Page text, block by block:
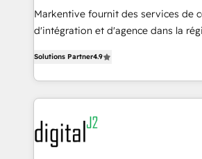
system. + Get best practices and 'don't know what
you don't know' recommendations
6,500+ Partners) and was named
Partner of the Year 💥 Trusted by 2,500+ companies
www.onthefuze.com/hubspot-admin Contact us to
learn more!
Markentive fournit des services de
d'intégration et d'agence dans la
marketing automation, Growth,
webdesign. Markentive is both a consulting firm, a
digital agency and an integrator.
experts in marketing automation,
CRM and webdesign (We focus on
customers).
Solutions Partner4.9